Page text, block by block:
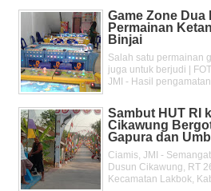
Game Zone
Permainan
Binjai
Salah satu permainan
juga untuk berjudi |
JMI - Hasil
Sambut HUT RI
Cikawung
Gapura dan
Ciamis, JMI -
Dusun Cikawung, RT
Kecamatan Lakbok,